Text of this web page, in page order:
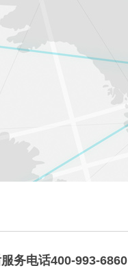
务电话400-993-6860